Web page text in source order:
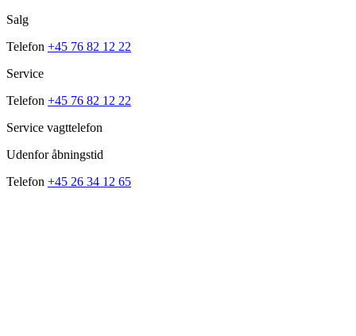
Salg
Telefon +45 76 82 12 22
Service
Telefon +45 76 82 12 22
Service vagttelefon
Udenfor åbningstid
Telefon +45 26 34 12 65